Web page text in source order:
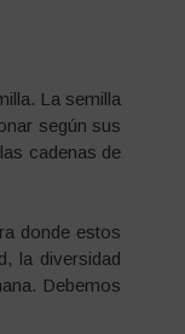
La semilla
según sus
cadenas de
donde estos
la diversidad
Debemos